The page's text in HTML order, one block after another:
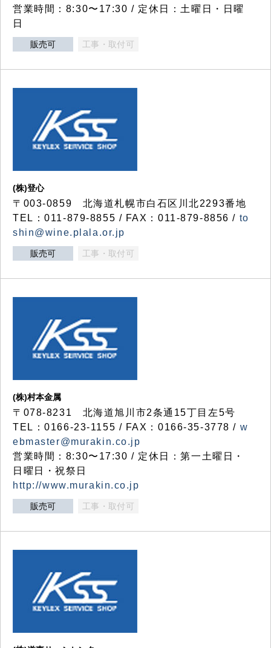
営業時間：8:30〜17:30 / 定休日：土曜日・日曜
日
販売可 工事・取付可
(株)登心
〒003-0859 北海道札幌市白石区川北2293番地
TEL：011-879-8855 / FAX：011-879-8856 / to
shin@wine.plala.or.jp
販売可 工事・取付可
(株)村本金属
〒078-8231 北海道旭川市2条通15丁目左5号
TEL：0166-23-1155 / FAX：0166-35-3778 / w
ebmaster@murakin.co.jp
営業時間：8:30〜17:30 / 定休日：第一土曜日・
日曜日・祝祭日
http://www.murakin.co.jp
販売可 工事・取付可